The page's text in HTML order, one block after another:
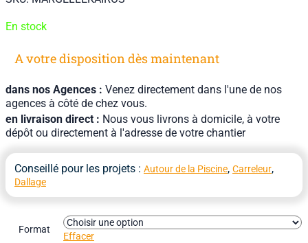
En stock
A votre disposition dès maintenant
dans nos Agences : Venez directement dans l'une de nos
agences à côté de chez vous.
en livraison direct : Nous vous livrons à domicile, à votre
dépôt ou directement à l'adresse de votre chantier
Conseillé pour les projets : Autour de la Piscine, Carreleur,
Dallage
Format
Effacer